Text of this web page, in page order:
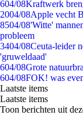
604/08Kraftwerk
2004/08Apple vecht
8504/08'Witte'
probleem
3404/08Ceuta-leider
'gruweldaad'
604/08Grote
604/08FOK! was
Laatste items
Laatste items
Toon berichten uit